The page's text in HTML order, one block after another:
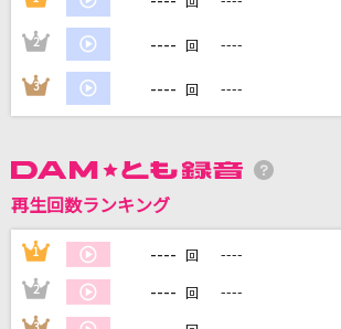
カラオケをもっと楽しもう！
家族や友達と一緒に！練習にも！
2 ---- 回 ----
3 ---- 回 ----
再生回数ランキング
1 ---- 回 ----
2 ---- 回 ----